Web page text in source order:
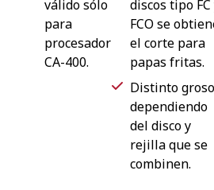
válido sólo
para
procesador
CA-400.
discos tipo FC
FCO se
el corte para
papas fritas.
Distinto
dependiendo
del disco y
rejilla que se
combinen.